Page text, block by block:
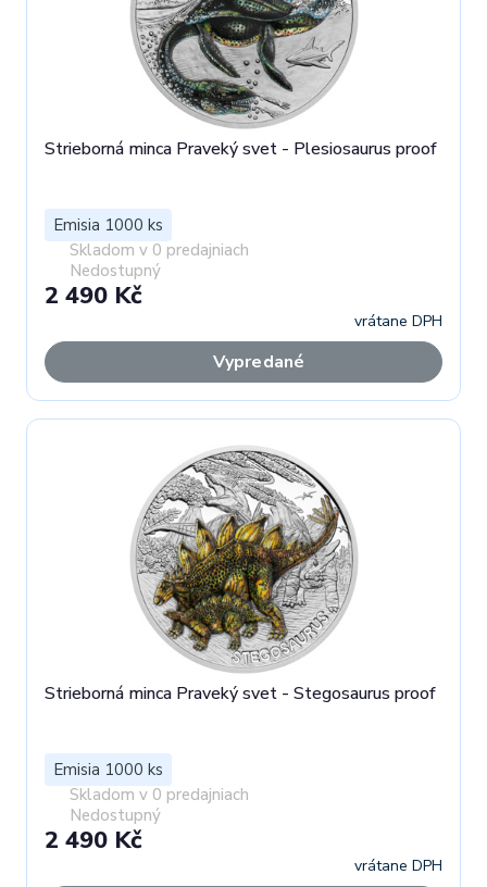
Strieborná minca Praveký svet - Plesiosaurus proof
Emisia 1000 ks
Skladom v 0 predajniach
Nedostupný
2 490 Kč
vrátane DPH
Vypredané
Strieborná minca Praveký svet - Stegosaurus proof
Emisia 1000 ks
Skladom v 0 predajniach
Nedostupný
2 490 Kč
vrátane DPH